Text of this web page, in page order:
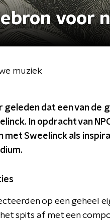
voor
muziek
geleden dat een van
In opdracht van
met Sweelinck als
op een geheel
spits af met een